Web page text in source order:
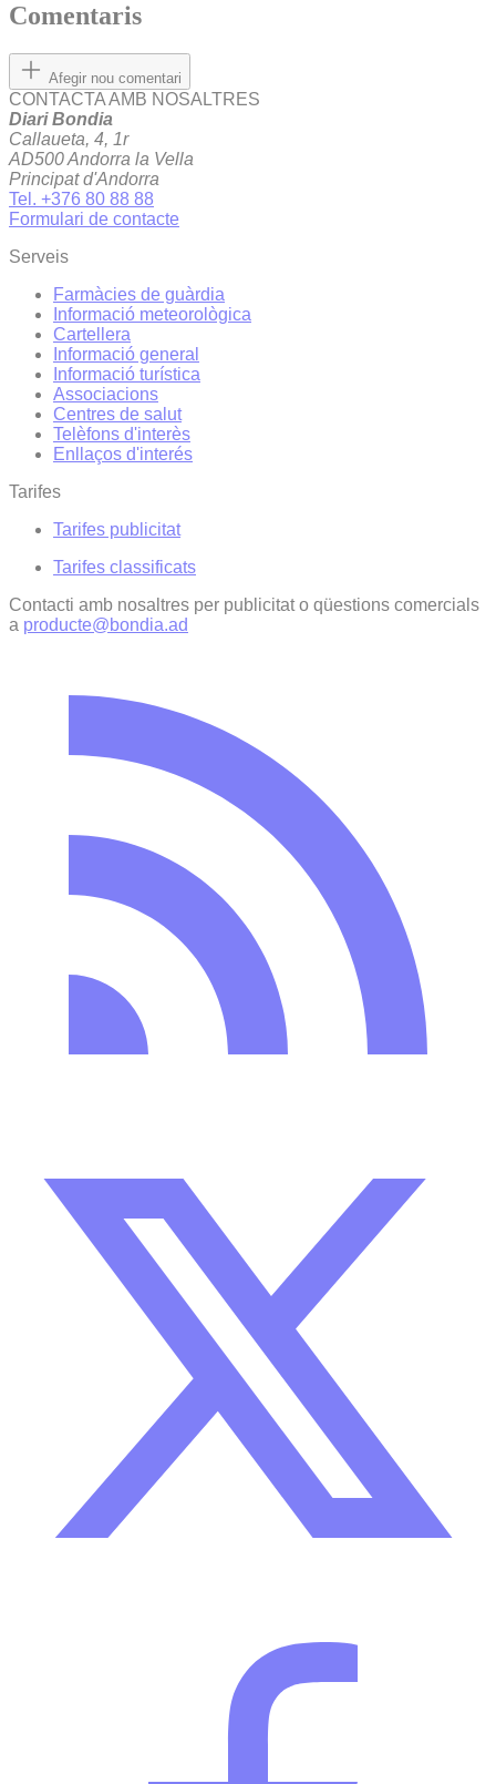
Comentaris
Afegir nou comentari
CONTACTA AMB NOSALTRES
Diari Bondia
Callaueta, 4, 1r
AD500 Andorra la Vella
Principat d'Andorra
Tel. +376 80 88 88
Formulari de contacte
Serveis
Farmàcies de guàrdia
Informació meteorològica
Cartellera
Informació general
Informació turística
Associacions
Centres de salut
Telèfons d'interès
Enllaços d'interés
Tarifes
Tarifes publicitat
Tarifes classificats
Contacti amb nosaltres per publicitat o qüestions comercials
a producte@bondia.ad